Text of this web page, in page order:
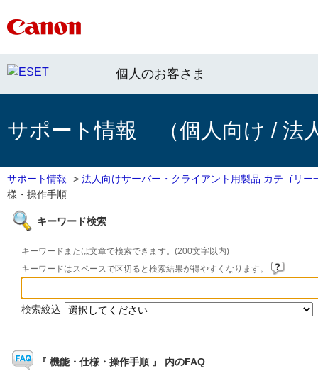
個人のお客さま
サポート情報 （個人向け / 法
サポート情報 > 法人向けサーバー・クライアント用製品 カテゴリー
様・操作手順
キーワード検索
キーワードまたは文章で検索できます。(200文字以内)
キーワードはスペースで区切ると検索結果が得やすくなります。
検索絞込
『 機能・仕様・操作手順 』 内のFAQ